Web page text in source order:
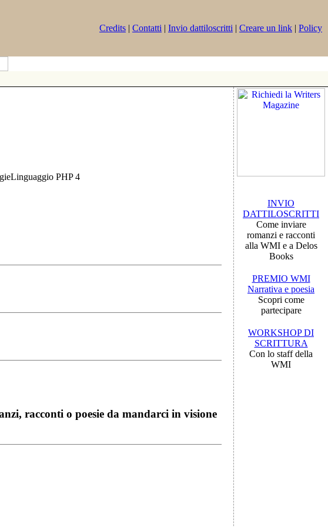
Credits | Contatti | Invio dattiloscritti | Creare un link | Policy
PHP 4
racconti o poesie da mandarci in visione
INVIO
DATTILOSCRITTI
Come inviare
romanzi e racconti
alla WMI e a Delos
Books
PREMIO WMI
Narrativa e poesia
Scopri come
partecipare
WORKSHOP DI
SCRITTURA
Con lo staff della
WMI